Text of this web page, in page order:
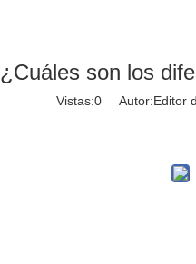
¿Cuáles son los
Vistas:0 Autor:Editor